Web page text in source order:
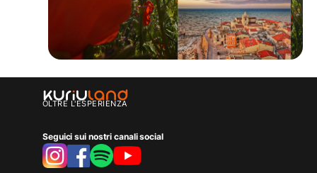
OLTRE L'ESPERIENZA
Seguici sui nostri canali social